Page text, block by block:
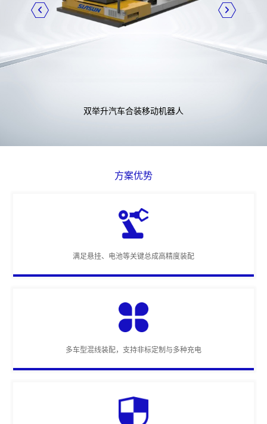
双举升汽车合装移动机器人
方案优势
满足悬挂、电池等关键总成高精度装配
多车型混线装配，支持非标定制与多种充电